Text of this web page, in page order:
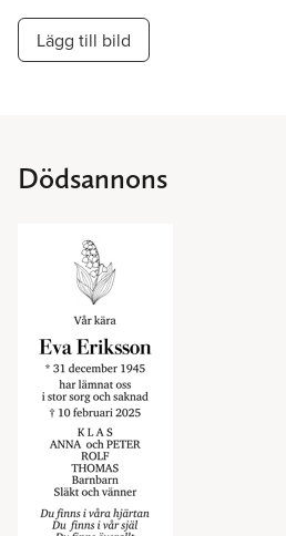
Lägg till bild
Dödsannons